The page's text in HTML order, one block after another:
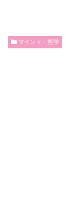
マインド・哲学